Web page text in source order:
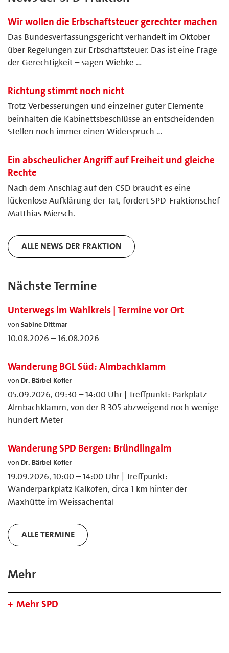
Wir wollen die Erbschaftsteuer gerechter machen
Das Bundesverfassungsgericht verhandelt im Oktober
über Regelungen zur Erbschaftsteuer. Das ist eine Frage
der Gerechtigkeit – sagen Wiebke …
Richtung stimmt noch nicht
Trotz Verbesserungen und einzelner guter Elemente
beinhalten die Kabinettsbeschlüsse an entscheidenden
Stellen noch immer einen Widerspruch …
Ein abscheulicher Angriff auf Freiheit und gleiche
Rechte
Nach dem Anschlag auf den CSD braucht es eine
lückenlose Aufklärung der Tat, fordert SPD-Fraktionschef
Matthias Miersch.
ALLE NEWS DER FRAKTION
Nächste Termine
Unterwegs im Wahlkreis | Termine vor Ort
von Sabine Dittmar
10.08.2026 – 16.08.2026
Wanderung BGL Süd: Almbachklamm
von Dr. Bärbel Kofler
05.09.2026, 09:30 – 14:00 Uhr | Treffpunkt: Parkplatz
Almbachklamm, von der B 305 abzweigend noch wenige
hundert Meter
Wanderung SPD Bergen: Bründlingalm
von Dr. Bärbel Kofler
19.09.2026, 10:00 – 14:00 Uhr | Treffpunkt:
Wanderparkplatz Kalkofen, circa 1 km hinter der
Maxhütte im Weissachental
ALLE TERMINE
Mehr
Mehr SPD